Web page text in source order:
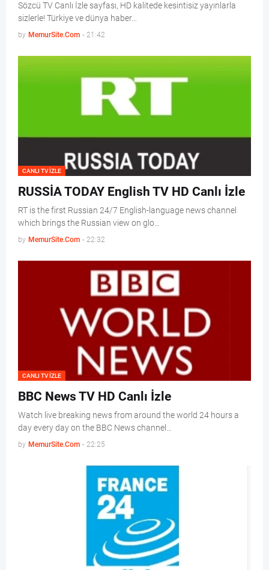
Sözcü TV Canlı İzle sayfası, HD kalitede kesintisiz yayınlarla
sizlerle! Türkiye ve dünya haber…
by MemurSite.Com - 21:42
CANLI TV IZLE
RUSSİA TODAY English TV HD Canlı İzle
RT is the first Russian 24/7 English-language news channel
which brings the Russian view on glo…
by MemurSite.Com - 22:32
CANLI TV IZLE
BBC News TV HD Canlı İzle
Watch live breaking news from around the world 24 hours a
day every day on the BBC News channel…
by MemurSite.Com - 22:25